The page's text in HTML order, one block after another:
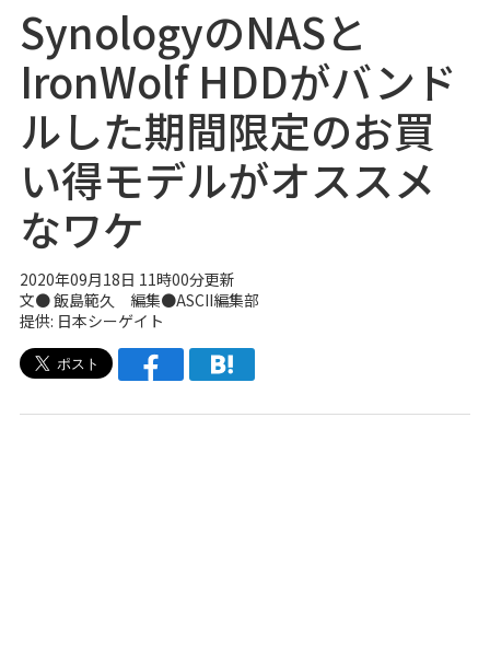
SynologyのNASと
IronWolf HDDがバンド
ルした期間限定のお買
い得モデルがオススメ
なワケ
2020年09月18日 11時00分更新
文● 飯島範久 編集●ASCII編集部
提供: 日本シーゲイト